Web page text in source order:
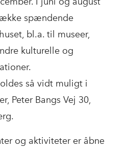
spændende
bl.a. til museer,
kulturelle og
så vidt muligt i
Peter Bangs Vej 30,
og aktiviteter er åbne